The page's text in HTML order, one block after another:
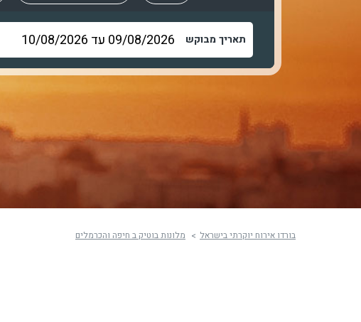
תאריך מבוקש
בורדו אירוח יוקרתי בישראל מלונות בוטיק ב חיפה והכרמלים